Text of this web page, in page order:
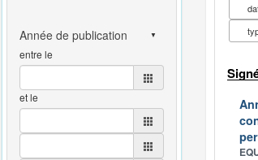
entre le
et le